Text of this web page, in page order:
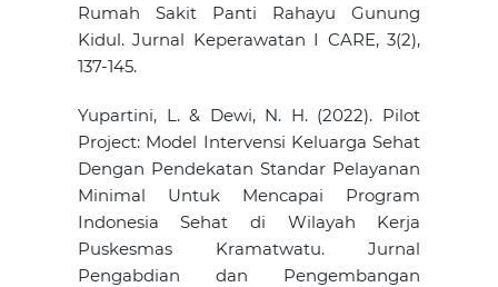
Rumah Sakit Panti Rahayu Gunung
Kidul. Jurnal Keperawatan I CARE, 3(2),
137-145.
Yupartini, L. & Dewi, N. H. (2022). Pilot
Project: Model Intervensi Keluarga Sehat
Dengan Pendekatan Standar Pelayanan
Minimal Untuk Mencapai Program
Indonesia Sehat di Wilayah Kerja
Puskesmas Kramatwatu. Jurnal
Pengabdian dan Pengembangan